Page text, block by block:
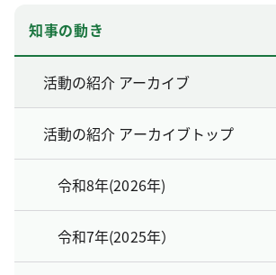
知事の動き
活動の紹介 アーカイブ
活動の紹介 アーカイブトップ
令和8年(2026年)
令和7年(2025年）